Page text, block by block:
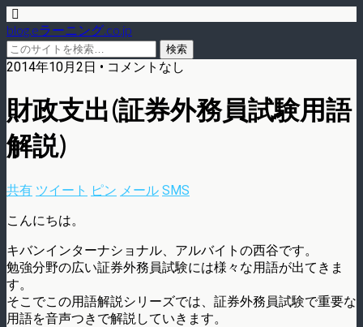
blog.eラーニング.co.jp
2014年10月2日 • コメントなし
財政支出(証券外務員試験用語
解説)
共有 ツイート ピン メール SMS
こんにちは。
キバンインターナショナル、アルバイトの西谷です。
勉強分野の広い証券外務員試験には様々な用語が出てきま
す。
そこでこの用語解説シリーズでは、証券外務員試験で重要な
用語を音声つきで解説していきます。